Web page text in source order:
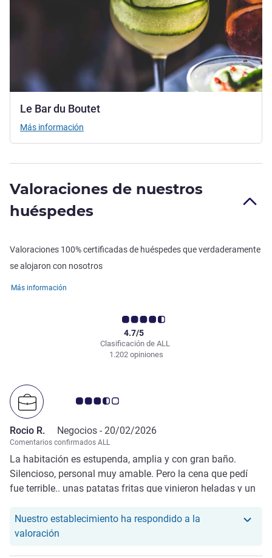
Le Bar du Boutet
Más información
Valoraciones de nuestros
huéspedes
Valoraciones 100% certificadas de huéspedes que verdaderamente
se alojaron con nosotros
Más información
Clasificación de ALL
4.7/5
1.202 opiniones
Nota de clientes de Avis 3.5/5
Rocio R. Negocios - 20/02/2026
Comentarios confirmados ALL
La habitación es estupenda, amplia y con gran baño.
Silencioso, personal muy amable. Pero la cena que pedí
fue terrible.. unas patatas fritas que vinieron heladas y un
importante tener buena cena porque muchas veces vuelvo
de trabajar y no me apetece nada salir a buscar donde
Nuestro establecimiento ha respondido a la
valoración